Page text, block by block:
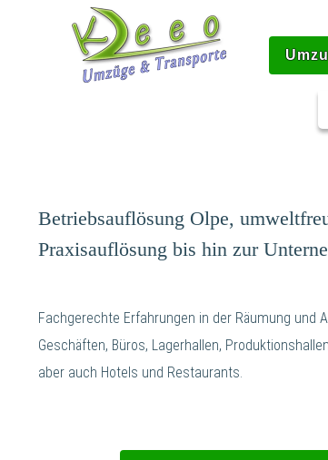
Betriebsauflösung Olpe,
Praxisauflösung bis hin zur
Fachgerechte Erfahrungen in der Räumung und
Geschäften, Büros, Lagerhallen, Produktionshallen
aber auch Hotels und Restaurants.